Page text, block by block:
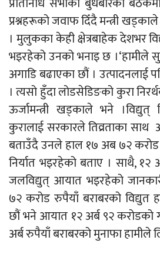
प्रश्नहरूको जवाफ दिँदै मन्त्री
। मुलुकका केही क्षेत्रबाहेक देशभर
भइरहेको उनको भनाइ छ ।‘हामीले
अगाडि बढाएका छौं । उत्पादनलाई
। त्यसो हुँदा लोडसेडिङको कुरा
ऊर्जामन्त्री खड्काले भने ।विद्युत्
कुरालाई सरकारले तिव्रताका
बताउँदै उनले हाल १७ अब ७२ करोड
निर्यात भइरहेको बताए । साथै, १२
जलविद्युत् आयात भइरहेको
७२ करोड रुपैयाँ बराबरको विद्युत
छौं भने आयात १२ अर्ब ९२ करोडको
अर्ब रुपैयाँ बराबरको मुनाफा हामीले